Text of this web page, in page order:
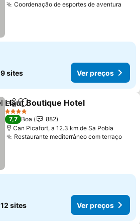
Coordenação de esportes de aventura
9 sites Ver preços
PartilharAdicionar aos favoritos
Llaut Boutique Hotel
4 Estrelas
7,7 Boa
882
Can Picafort, a 12.3 km de Sa Pobla
Restaurante mediterrâneo com terraçoVer
12 sites Ver preços